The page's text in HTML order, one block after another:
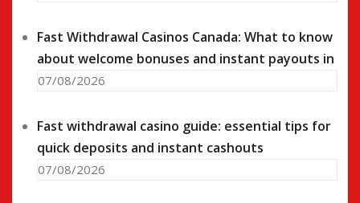
Fast Withdrawal Casinos Canada: What to know
about welcome bonuses and instant payouts in
07/08/2026
Fast withdrawal casino guide: essential tips for
quick deposits and instant cashouts
07/08/2026